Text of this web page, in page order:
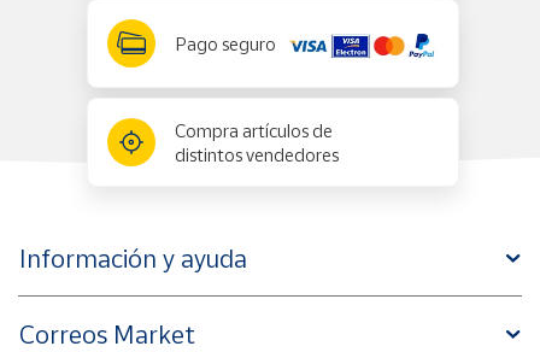
Pago seguro
Compra artículos de
distintos vendedores
Información y ayuda
Correos Market